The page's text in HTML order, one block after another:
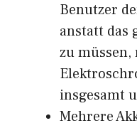
Benutzer
anstatt das
zu
insgesamt
Mehrere